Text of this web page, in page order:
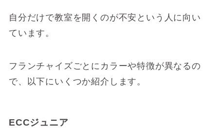
自分だけで教室を開くのが不安という人に向い
ています。
フランチャイズごとにカラーや特徴が異なるの
で、以下にいくつか紹介します。
ECCジュニア